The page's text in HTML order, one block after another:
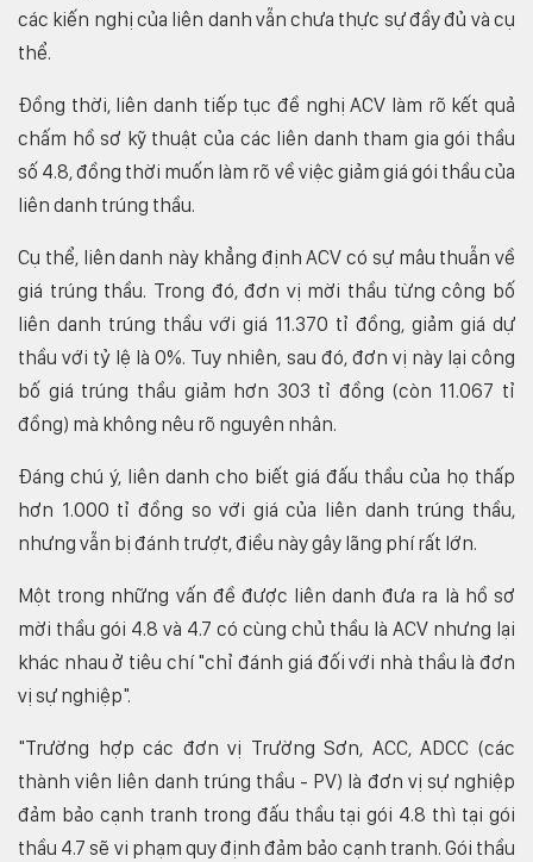
các kiến nghị của liên danh vẫn chưa thực sự đầy đủ và cụ
thể.
Đồng thời, liên danh tiếp tục đề nghị ACV làm rõ kết quả
chấm hồ sơ kỹ thuật của các liên danh tham gia gói thầu
số 4.8, đồng thời muốn làm rõ về việc giảm giá gói thầu của
liên danh trúng thầu.
Cụ thể, liên danh này khẳng định ACV có sự mâu thuẫn về
giá trúng thầu. Trong đó, đơn vị mời thầu từng công bố
liên danh trúng thầu với giá 11.370 tỉ đồng, giảm giá dự
thầu với tỷ lệ là 0%. Tuy nhiên, sau đó, đơn vị này lại công
bố giá trúng thầu giảm hơn 303 tỉ đồng (còn 11.067 tỉ
đồng) mà không nêu rõ nguyên nhân.
Đáng chú ý, liên danh cho biết giá đấu thầu của họ thấp
hơn 1.000 tỉ đồng so với giá của liên danh trúng thầu,
nhưng vẫn bị đánh trượt, điều này gây lãng phí rất lớn.
Một trong những vấn đề được liên danh đưa ra là hồ sơ
mời thầu gói 4.8 và 4.7 có cùng chủ thầu là ACV nhưng lại
khác nhau ở tiêu chí "chỉ đánh giá đối với nhà thầu là đơn
vị sự nghiệp".
"Trường hợp các đơn vị Trường Sơn, ACC, ADCC (các
thành viên liên danh trúng thầu - PV) là đơn vị sự nghiệp
đảm bảo cạnh tranh trong đấu thầu tại gói 4.8 thì tại gói
thầu 4.7 sẽ vi phạm quy định đảm bảo cạnh tranh. Gói thầu